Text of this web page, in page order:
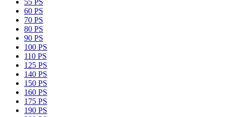
55 PS
60 PS
70 PS
80 PS
90 PS
100 PS
110 PS
125 PS
140 PS
150 PS
160 PS
175 PS
190 PS